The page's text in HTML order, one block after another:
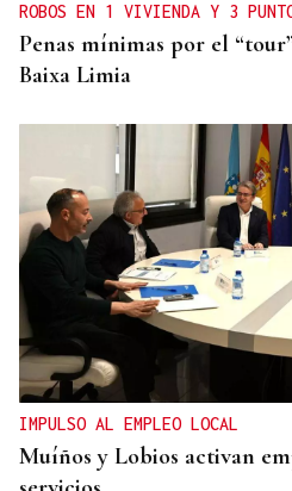
ROBOS EN 1 VIVIENDA Y 3
Penas mínimas por el
Baixa Limia
IMPULSO AL EMPLEO LOCAL
Muíños y Lobios activan